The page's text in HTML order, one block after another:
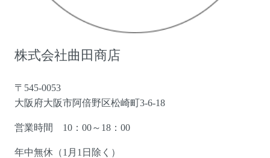
株式会社曲田商店
〒545-0053
大阪府大阪市阿倍野区松崎町3-6-18
営業時間 10：00～18：00
年中無休（1月1日除く）